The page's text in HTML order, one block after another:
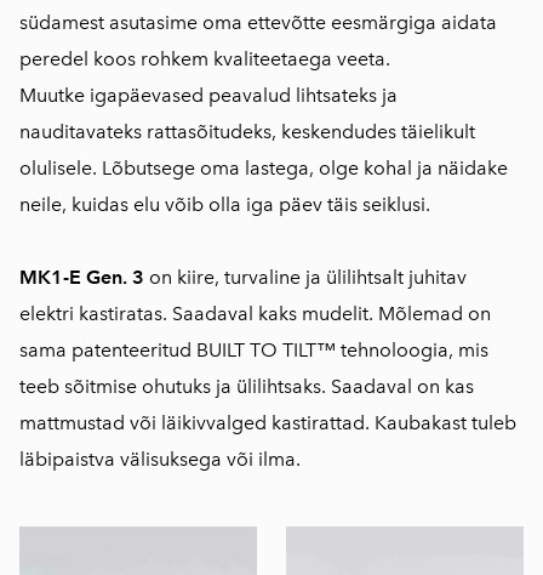
südamest asutasime oma ettevõtte eesmärgiga aidata
peredel koos rohkem kvaliteetaega veeta.
Muutke igapäevased peavalud lihtsateks ja
nauditavateks rattasõitudeks, keskendudes täielikult
olulisele. Lõbutsege oma lastega, olge kohal ja näidake
neile, kuidas elu võib olla iga päev täis seiklusi.
MK1-E Gen. 3 on kiire, turvaline ja ülilihtsalt juhitav
elektri kastiratas. Saadaval kaks mudelit. Mõlemad on
sama patenteeritud BUILT TO TILT™ tehnoloogia, mis
teeb sõitmise ohutuks ja ülilihtsaks. Saadaval on kas
mattmustad või läikivvalged kastirattad. Kaubakast tuleb
läbipaistva välisuksega või ilma.